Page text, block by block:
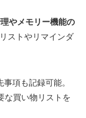
やメモリー機能の
ストやリマインダ
項も記録可能。
な買い物リストを